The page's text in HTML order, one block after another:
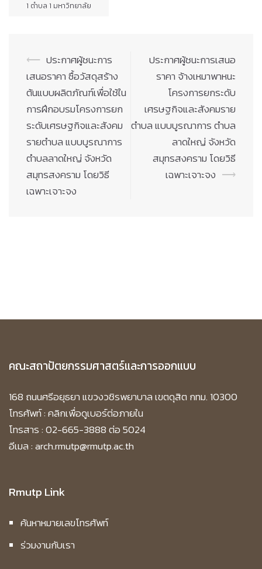
1 ตำบล 1 มหาวิทยาลัย
Post
navigation
⟵ ประกาศผู้ชนะการ
เสนอราคา ซื้อวัสดุสร้าง
ต้นแบบผลิตภัณฑ์เพื่อใช้ใน
การฝึกอบรมโครงการยก
ระดับเศรษฐกิจและสังคม
รายตำบล แบบบูรณาการ
ตำบลลาดใหญ่ จังหวัด
สมุทรสงคราม โดยวิธี
เฉพาะเจาะจง
ประกาศผู้ชนะการเสนอ
ราคา จ้างเหมาพาหนะ
โครงการยกระดับ
เศรษฐกิจและสังคมราย
ตำบล แบบบูรณาการ ตำบล
ลาดใหญ่ จังหวัด
สมุทรสงคราม โดยวิธี
เฉพาะเจาะจง ⟶
คณะสถาปัตยกรรมศาสตร์และการออกแบบ
168 ถนนศรีอยุธยา แขวงวชิรพยาบาล เขตดุสิต กทม. 10300
โทรศัพท์ :คลิกเพื่อดูเบอร์ต่อภายใน
โทรสาร : 02-665-3888 ต่อ 5024
อีเมล : arch.rmutp@rmutp.ac.th
Rmutp Link
ค้นหาหมายเลขโทรศัพท์
ร่วมงานกับเรา